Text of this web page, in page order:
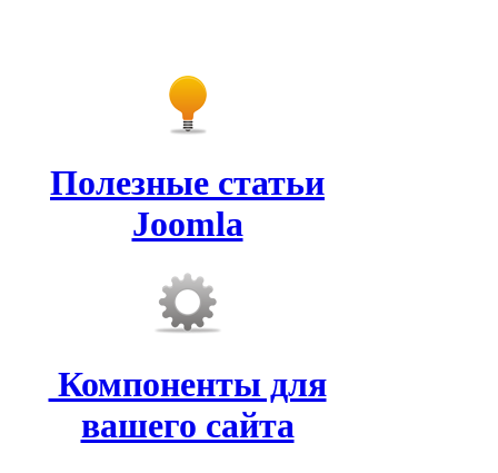
Полезные статьи
Joomla
Компоненты для
вашего сайта